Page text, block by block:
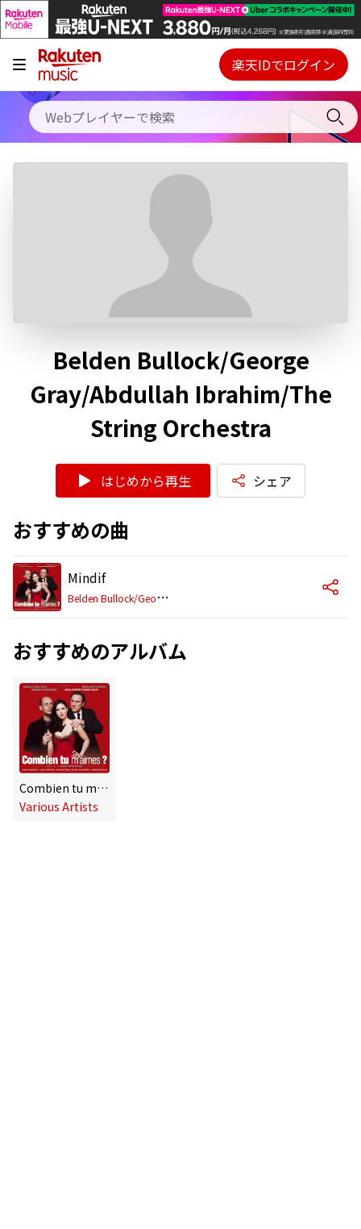
キャンペーン
料金プラン
使い方
Webプレイヤー
ご契約内容の確認・変更
楽天IDでログイン
Belden Bullock/George
Gray/Abdullah Ibrahim/The
String Orchestra
はじめから再生 シェア
おすすめの曲
Mindif
B
elden Bullock/George Gray/Abdullah Ibrahim/The String Orchestra
おすすめのアルバム
Combien tu m'aimes [Original Soundtrack Recording]
Various Artists